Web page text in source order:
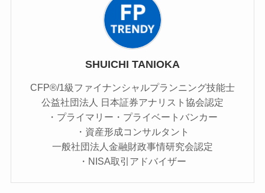
SHUICHI TANIOKA
CFP®/1級ファイナンシャルプランニング技能士
公益社団法人 日本証券アナリスト協会認定
・プライマリー・プライベートバンカー
・資産形成コンサルタント
一般社団法人金融財政事情研究会認定
・NISA取引アドバイザー